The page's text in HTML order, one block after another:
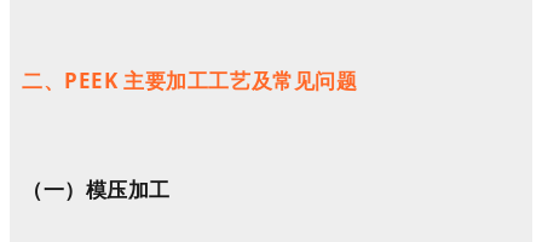
二、PEEK 主要加工工艺及常见问题
（一） 模压加工